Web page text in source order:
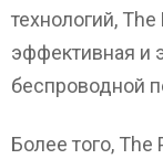
технологий,
эффективная и
беспроводной
Более того, The